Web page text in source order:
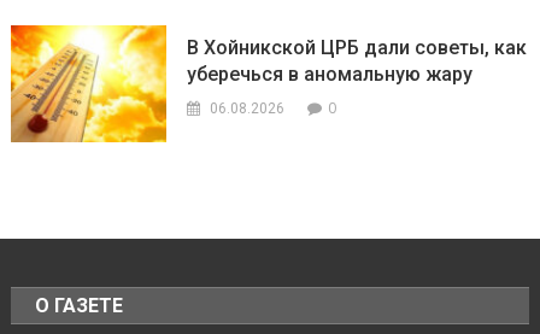
В Хойникской ЦРБ дали советы, как
уберечься в аномальную жару
06.08.2026 0
О ГАЗЕТЕ